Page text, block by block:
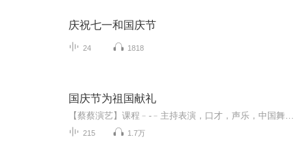
庆祝七一和国庆节
24 1818
国庆节为祖国献礼
215 1.7万